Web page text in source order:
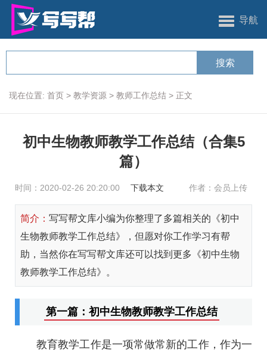
导航
现在位置: 首页 > 教学资源 > 教师工作总结 > 正文
初中生物教师教学工作总结（合集5
篇）
时间：2020-02-26 20:20:00 下载本文 作者：会员上传
简介： 写写帮文库小编为你整理了多篇相关的《初中
生物教师教学工作总结》，但愿对你工作学习有帮
助，当然你在写写帮文库还可以找到更多《初中生物
教师教学工作总结》。
第一篇：初中生物教师教学工作总结
教育教学工作是一项常做常新的工作，作为一